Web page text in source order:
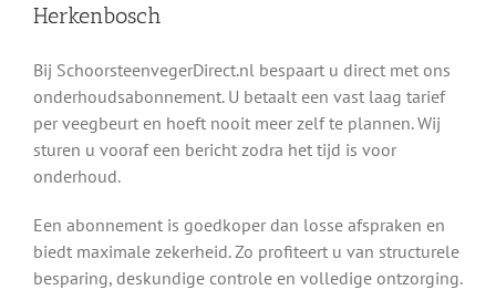
Herkenbosch
Bij SchoorsteenvegerDirect.nl bespaart u direct met ons
onderhoudsabonnement. U betaalt een vast laag tarief
per veegbeurt en hoeft nooit meer zelf te plannen. Wij
sturen u vooraf een bericht zodra het tijd is voor
onderhoud.
Een abonnement is goedkoper dan losse afspraken en
biedt maximale zekerheid. Zo profiteert u van structurele
besparing, deskundige controle en volledige ontzorging.